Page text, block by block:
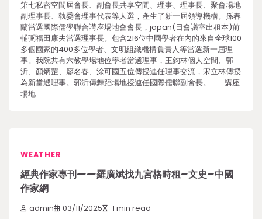
第七私密空間屆會長、副會長共享空間、理事、理事長、聚會場地
副理事長、執委會理事代表等人選，產生了新一屆領導機構。孫春
蘭當選國際儒學聯合講座場地會會長，japan(日會議室出租本)前
輔弼福田康夫當選理事長。包含216位中國學者在內的來自全球100
多個國家的400多位學者、文明組織機構負責人等當選新一屆理
事。我院共有六教學場地位學者當選理事，王鈞林個人空間、郭
沂、顏炳罡、廖名春、涂可國五位傳授連任理事交流，宋立林傳授
為新當選理事。郭沂傳舞蹈場地授連任國際儒聯副會長。 講座
場地 …
WEATHER
經典作家專刊——羅廣斌找九宮格時租–文史–中國
作家網
admin 03/11/2025 1 min read